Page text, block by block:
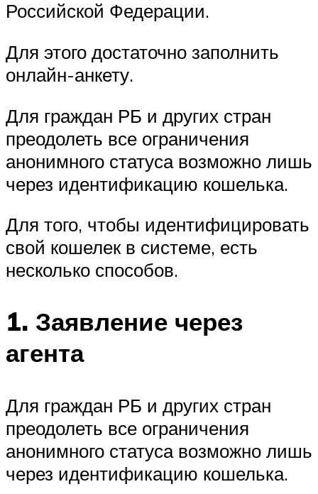
Российской Федерации.
Для этого достаточно заполнить
онлайн-анкету.
Для граждан РБ и других стран
преодолеть все ограничения
анонимного статуса возможно лишь
через идентификацию кошелька.
Для того, чтобы идентифицировать
свой кошелек в системе, есть
несколько способов.
1. Заявление через
агента
Для граждан РБ и других стран
преодолеть все ограничения
анонимного статуса возможно лишь
через идентификацию кошелька.